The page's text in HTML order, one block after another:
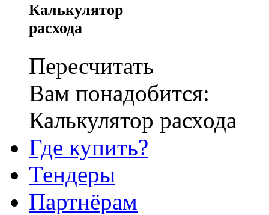
Калькулятор
расхода
Пересчитать
Вам понадобится:
Калькулятор расхода
Где купить?
Тендеры
Партнёрам